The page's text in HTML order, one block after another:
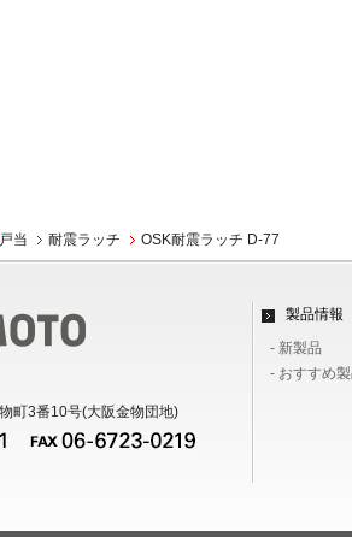
戸当 耐震ラッチ OSK耐震ラッチ D-77
町3番10号(大阪金物団地)
製品情報
- 新製品
- おすすめ